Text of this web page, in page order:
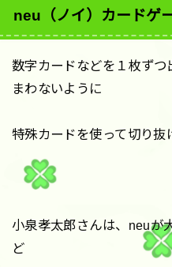
neu（ノイ）カードゲ
数字カードなどを１枚ず
まわないように
特殊カードを使って切り抜
小泉孝太郎さんは、neuが
ど